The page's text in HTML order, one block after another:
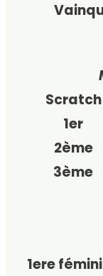
Scratch
1er
2ème
3ème
1ere